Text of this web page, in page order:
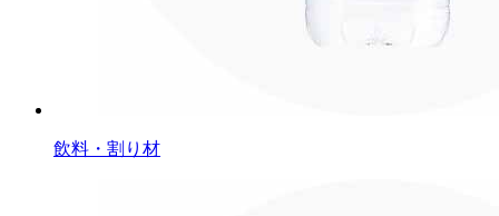
飲料・割り材